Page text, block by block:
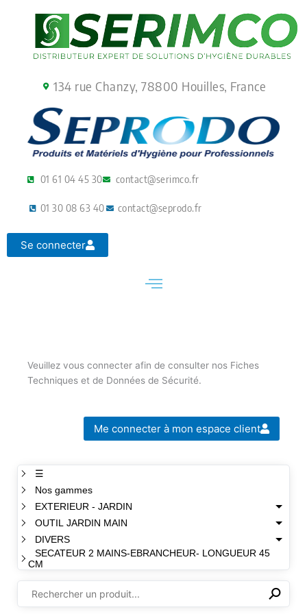
134 rue Chanzy, 78800 Houilles, France
01 61 04 45 30 contact@serimco.fr
01 30 08 63 40 contact@seprodo.fr
Se connecter
Veuillez vous connecter afin de consulter nos Fiches
Techniques et de Données de Sécurité.
Me connecter à mon espace client
☰
Nos gammes
EXTERIEUR - JARDIN
OUTIL JARDIN MAIN
DIVERS
SECATEUR 2 MAINS-EBRANCHEUR- LONGUEUR 45
CM
⚲